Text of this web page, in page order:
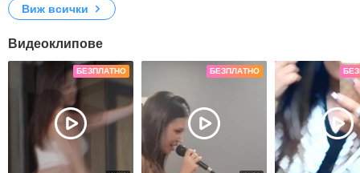
Виж всички
Видеоклипове
БЕЗПЛАТНО БЕЗПЛАТНО